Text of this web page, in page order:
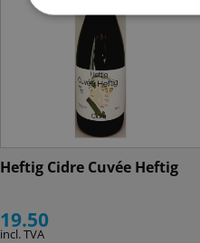
Heftig Cidre Cuvée Heftig
19.50
incl. TVA